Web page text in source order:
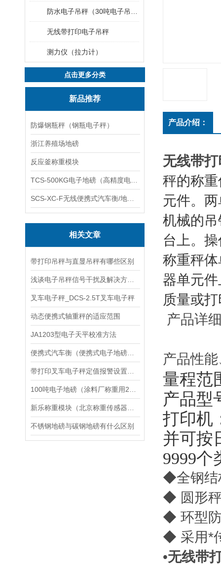
无线带打印电子吊秤
测力仪（拉力计）
点击更多分类
新品推荐
防爆钢瓶秤（钢瓶电子秤）
浙江养殖场地磅
反应釜称重模块
相关文章
带打印吊秤与直显吊秤有哪些区别
叉车电子秤_DCS-2.5T叉车电子秤
动态便携式轴重秤的适应范围
JA1203型电子天平校准方法
不锈钢地磅与碳钢地磅有什么区别
产品介绍：
无线带
秤的称
元件。
机械的
台上。
称重秤
器单元
质量或
产品详
产品性
量程范
产品型
打印机
并可按
9999个
◆全钢结
◆ 圆形
◆ 环型
◆ 采用*
•无线带